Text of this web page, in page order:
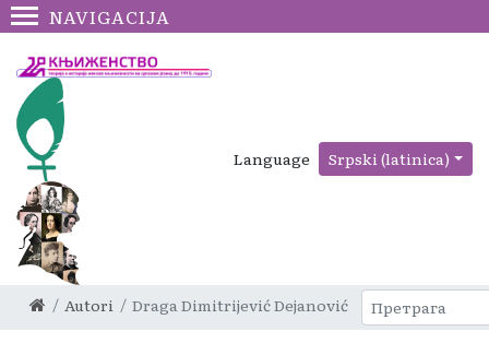
NAVIGACIJA
Language Srpski (latinica)
Autori Draga Dimitrijević Dejanović